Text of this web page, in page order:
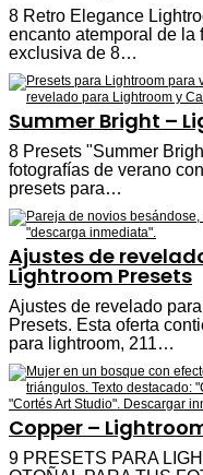
8 Retro Elegance
encanto atemporal de la
exclusiva de 8…
Summer Bright –
8 Presets "Summer
fotografías de verano
presets para…
Ajustes de
Lightroom Presets
Ajustes de revelado
Presets. Esta oferta
para lightroom, 211…
Copper –
9 PRESETS PARA